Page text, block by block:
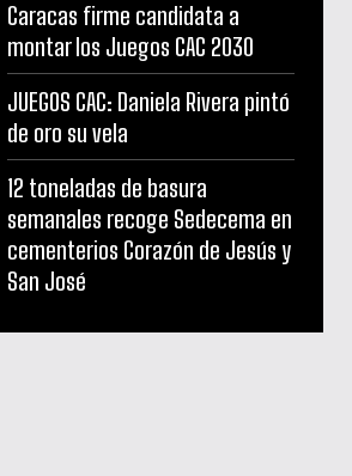
Caracas firme candidata a
montar los Juegos CAC 2030
JUEGOS CAC: Daniela Rivera pintó
de oro su vela
12 toneladas de basura
semanales recoge Sedecema en
cementerios Corazón de Jesús y
San José